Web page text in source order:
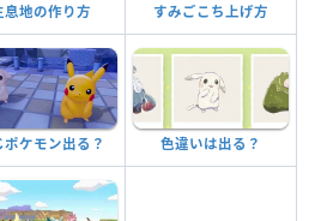
息地の作り方 すみごこち上げ方
ポケモン出る？ 色違いは出る？